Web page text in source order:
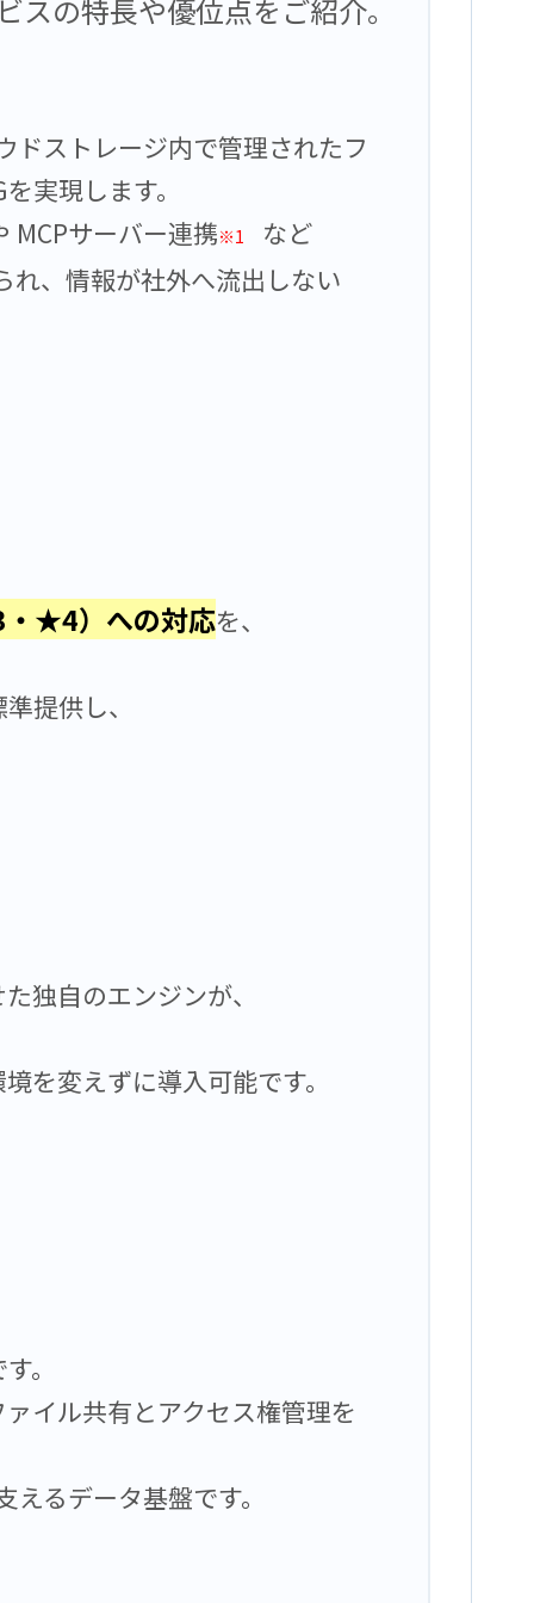
スの特長や優位点をご紹介。
ドストレージ内で管理されたフ
実現します。
MCPサーバー連携※1
など
れ、情報が社外へ流出しない
・★4）への対応を、
提供し、
独自のエンジンが、
を変えずに導入可能です。
。
イル共有とアクセス権管理を
るデータ基盤です。